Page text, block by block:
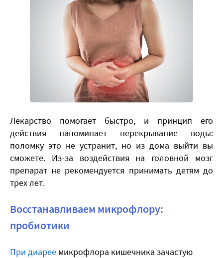
Лекарство помогает быстро, и принцип его
действия напоминает перекрывание воды:
поломку это не устранит, но из дома выйти вы
сможете. Из-за воздействия на головной мозг
препарат не рекомендуется принимать детям до
трех лет.
Восстанавливаем микрофлору:
пробиотики
При диарее микрофлора кишечника зачастую